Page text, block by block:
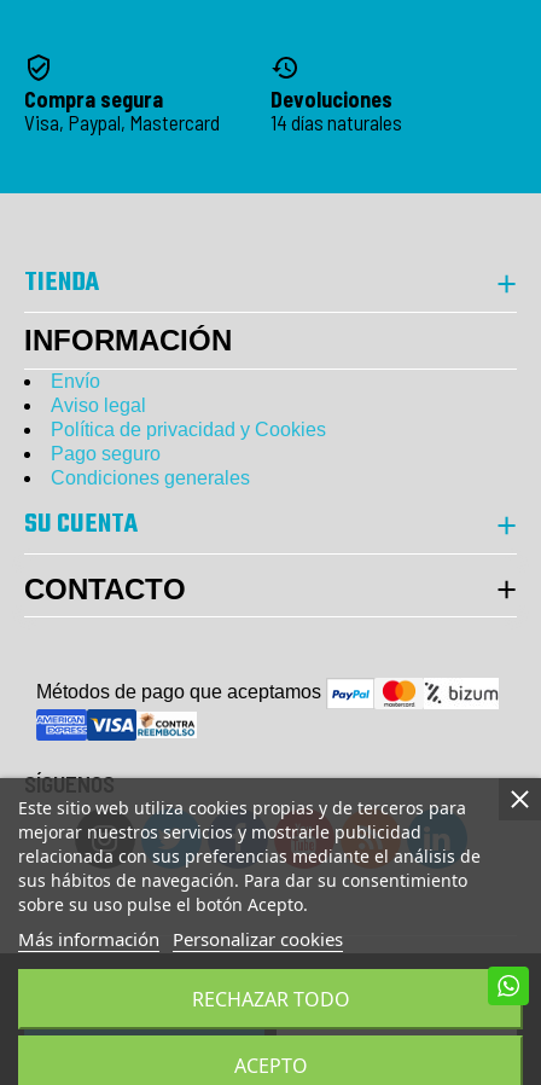
Este sitio web utiliza cookies propias y de terceros para
mejorar nuestros servicios y mostrarle publicidad
relacionada con sus preferencias mediante el análisis de
sus hábitos de navegación. Para dar su consentimiento
sobre su uso pulse el botón Acepto.
Más información Personalizar cookies
RECHAZAR TODO
ACEPTO
Compra segura
Visa, Paypal, Mastercard
Devoluciones
14 días naturales
AÑADIR A LA CESTA COMPRAR AHORA
TIENDA
INFORMACIÓN
Envío
Aviso legal
Política de privacidad y Cookies
Pago seguro
Condiciones generales
SU CUENTA
CONTACTO
Métodos de pago que aceptamos
SÍGUENOS
© Copyright 2023 UsaFitness. All Rights Reserved.